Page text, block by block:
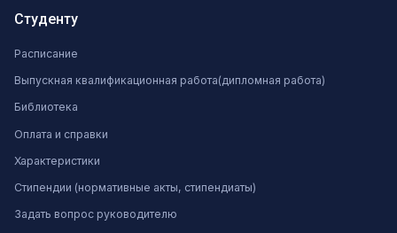
Студенту
Расписание
Выпускная квалификационная работа(дипломная работа)
Библиотека
Оплата и справки
Характеристики
Стипендии (нормативные акты, стипендиаты)
Задать вопрос руководителю